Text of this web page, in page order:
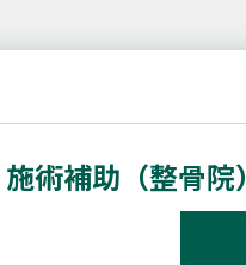
術補助（整骨院）